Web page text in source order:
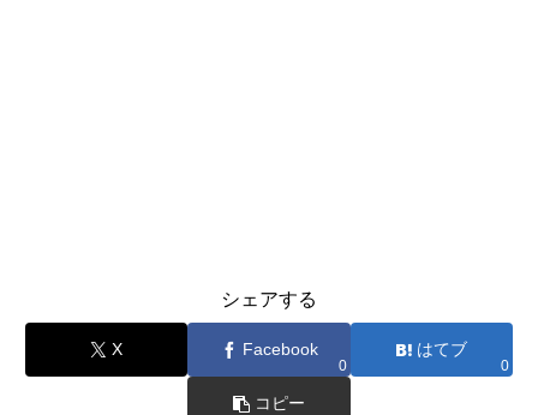
シェアする
X Facebook
0
はてブ
0
コピー